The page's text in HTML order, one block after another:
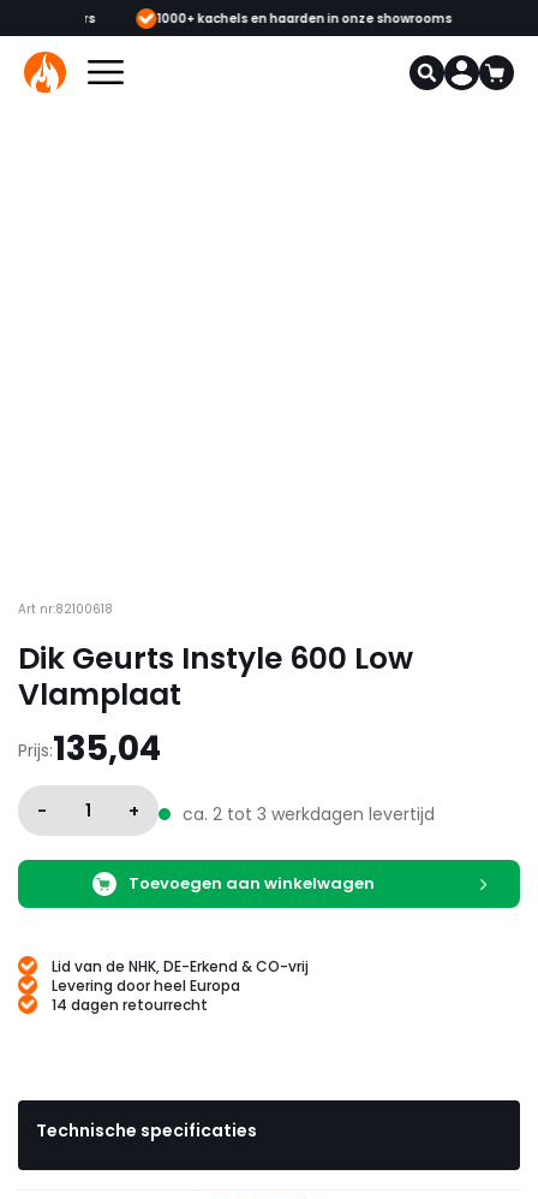
1000+ kachels en haarden in onze showrooms
Art nr:82100618
Dik Geurts Instyle 600 Low
Vlamplaat
Prijs:135,04
- 1 + ca. 2 tot 3 werkdagen levertijd
Toevoegen aan winkelwagen
Lid van de NHK, DE-Erkend & CO-vrij
Levering door heel Europa
14 dagen retourrecht
Technische specificaties